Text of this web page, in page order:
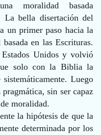
moralidad basada
La bella disertación del
un primer paso hacia la
en las Escrituras.
Unidos y volvió
solo con la Biblia la
Luego
sin ser capaz
moralidad.
la hipótesis de que la
determinada por los